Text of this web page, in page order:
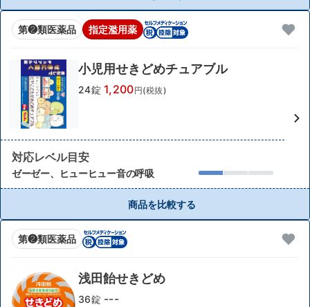
第❷類医薬品 指定濫用薬
小児用せきどめチュアブル
24錠 1,200円(税抜)
対応レベル目安
ゼーゼー、ヒューヒュー音の呼吸
商品を比較する
第❷類医薬品
浅田飴せきどめ
36錠 ---